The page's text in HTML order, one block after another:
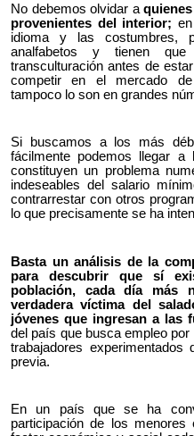
No debemos olvidar a
provenientes del interior;
idioma y las costumbres,
analfabetos y tienen
transculturación antes de
competir en el mercado
tampoco lo son en grandes
Si buscamos a los más
fácilmente podemos llegar
constituyen un problema
indeseables del salario
contrarrestar con otros
lo que precisamente se ha
Basta un análisis de la
para descubrir que sí
población, cada día más
verdadera víctima del
jóvenes que ingresan a las
del país que busca empleo
trabajadores experimentados
previa.
En un país que se ha
participación de los